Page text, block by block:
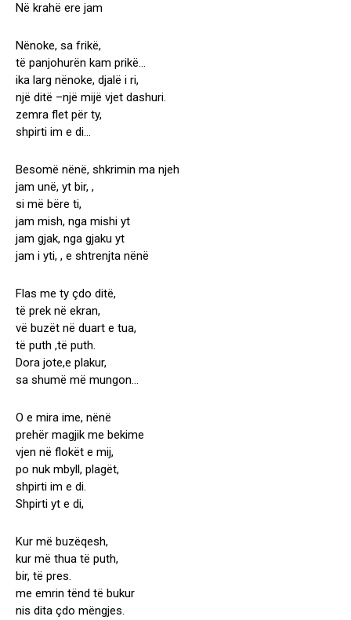
Në krahë ere jam
Nënoke, sa frikë,
të panjohurën kam prikë…
ika larg nënoke, djalë i ri,
një ditë –një mijë vjet dashuri.
zemra flet për ty,
shpirti im e di…
Besomë nënë, shkrimin ma njeh
jam unë, yt bir, ,
si më bëre ti,
jam mish, nga mishi yt
jam gjak, nga gjaku yt
jam i yti, , e shtrenjta nënë
Flas me ty çdo ditë,
të prek në ekran,
vë buzët në duart e tua,
të puth ,të puth.
Dora jote,e plakur,
sa shumë më mungon…
O e mira ime, nënë
prehër magjik me bekime
vjen në flokët e mij,
po nuk mbyll, plagët,
shpirti im e di.
Shpirti yt e di,
Kur më buzëqesh,
kur më thua të puth,
bir, të pres.
me emrin tënd të bukur
nis dita çdo mëngjes.